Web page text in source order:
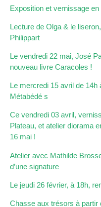
Exposition et vernissage
Lecture de Olga & le
Philippart
Le vendredi 22 mai, José
nouveau livre Caracoles !
Le mercredi 15 avril de 14h
Métabédé s
Ce vendredi 03 avril,
Plateau, et atelier diorama
16 mai !
Atelier avec Mathilde
d’une signature
Le jeudi 26 février, à 18h,
Chasse aux trésors à partir